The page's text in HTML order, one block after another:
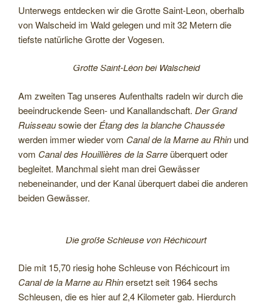
Unterwegs entdecken wir die Grotte Saint-Leon, oberhalb
von Walscheid im Wald gelegen und mit 32 Metern die
tiefste natürliche Grotte der Vogesen.
Grotte Saint-Léon bei Walscheid
Am zweiten Tag unseres Aufenthalts radeln wir durch die
beeindruckende Seen- und Kanallandschaft. Der Grand
Ruisseausowie der Étang des la blanche Chaussée
werden immer wieder vom Canal de la Marne au Rhin und
vom Canal des Houillières de la Sarre überquert oder
begleitet. Manchmal sieht man drei Gewässer
nebeneinander, und der Kanal überquert dabei die anderen
beiden Gewässer.
Die große Schleuse von Réchicourt
Die mit 15,70 riesig hohe Schleuse von Réchicourt im
Canal de la Marne au Rhinersetzt seit 1964 sechs
Schleusen, die es hier auf 2,4 Kilometer gab. Hierdurch